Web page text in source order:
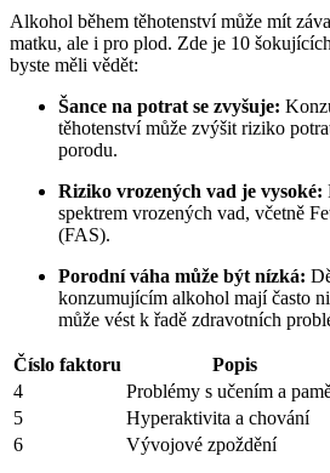
Alkohol během těhotenství může mít
matku, ale i pro plod. Zde je 10
byste měli vědět:
Šance na potrat se zvyšuje:
těhotenství může zvýšit riziko
porodu.
Riziko vrozených vad je vysoké:
spektrem vrozených vad, včetně
(FAS).
Porodní váha může být nízká:
konzumujícím alkohol mají často
může vést k řadě zdravotních
Číslo faktoru
Popis
4
Problémy s učením a
5
Hyperaktivita a chování
6
Vývojové zpoždění